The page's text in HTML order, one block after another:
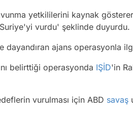
yetkililerini kaynak
vurdu' şeklinde duyurdu.
ajans operasyonla
belirttiği operasyonda IŞİD'in
vurulması için ABD savaş